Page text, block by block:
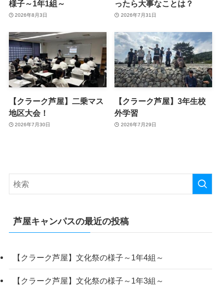
様子～1年1組～
2026年8月3日
ったら大事なことは？
2026年7月31日
【クラーク芦屋】二乗マス
地区大会！
2026年7月30日
【クラーク芦屋】3年生校
外学習
2026年7月29日
芦屋キャンパスの最近の投稿
【クラーク芦屋】文化祭の様子～1年4組～
【クラーク芦屋】文化祭の様子～1年3組～